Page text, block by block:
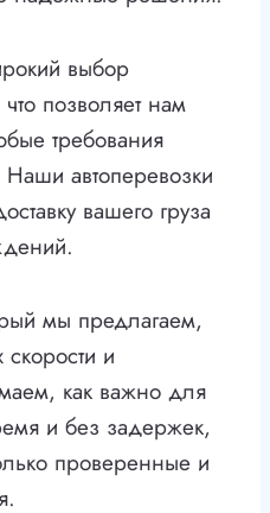
выбор
позволяет нам
требования
Наши автоперевозки
вашего груза
мы предлагаем,
и
как важно для
и без задержек,
проверенные и